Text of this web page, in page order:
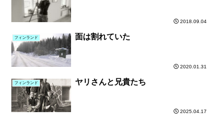
2018.09.04
フィンランド 面は割れていた
2020.01.31
フィンランド ヤリさんと兄貴たち
2025.04.17